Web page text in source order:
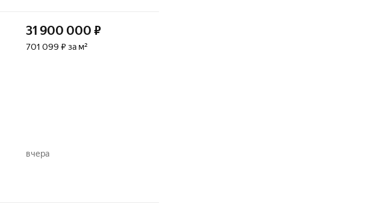
31 900 000 ₽
701 099 ₽ за м²
вчера